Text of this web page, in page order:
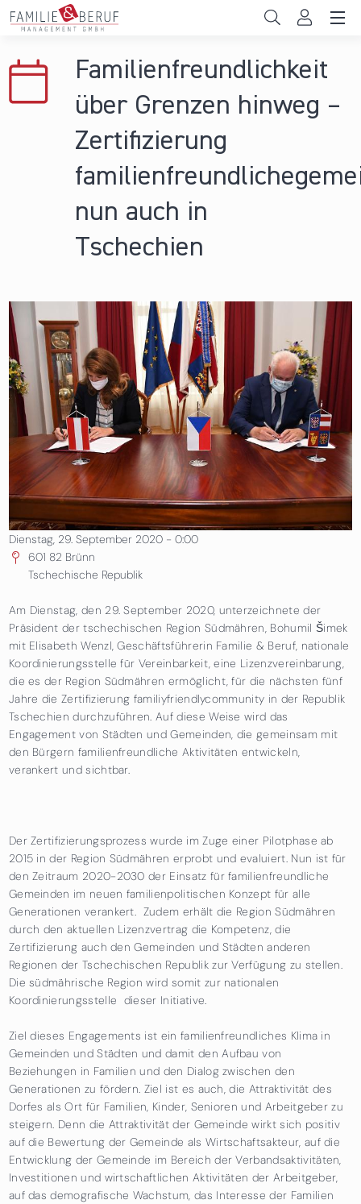
Direkt zum Inhalt
Hochschulen
Persönliche Vereinbarkeit
News & Events
Familienfreundlichkeit
über Grenzen hinweg –
Zertifizierung
nun auch in
Tschechien
Dienstag, 29. September 2020 - 0:00
601 82 Brünn
Tschechische Republik
Am Dienstag, den 29. September 2020, unterzeichnete der
Präsident der tschechischen Region Südmähren, Bohumil Šimek
mit Elisabeth Wenzl, Geschäftsführerin Familie & Beruf, nationale
Koordinierungsstelle für Vereinbarkeit, eine Lizenzvereinbarung,
die es der Region Südmähren ermöglicht, für die nächsten fünf
Jahre die Zertifizierung familiyfriendlycommunity in der Republik
Tschechien durchzuführen. Auf diese Weise wird das
Engagement von Städten und Gemeinden, die gemeinsam mit
den Bürgern familienfreundliche Aktivitäten entwickeln,
verankert und sichtbar.
Der Zertifizierungsprozess wurde im Zuge einer Pilotphase ab
2015 in der Region Südmähren erprobt und evaluiert. Nun ist für
den Zeitraum 2020-2030 der Einsatz für familienfreundliche
Gemeinden im neuen familienpolitischen Konzept für alle
Generationen verankert. Zudem erhält die Region Südmähren
durch den aktuellen Lizenzvertrag die Kompetenz, die
Zertifizierung auch den Gemeinden und Städten anderen
Regionen der Tschechischen Republik zur Verfügung zu stellen.
Die südmährische Region wird somit zur nationalen
Koordinierungsstelle dieser Initiative.
Ziel dieses Engagements ist ein familienfreundliches Klima in
Gemeinden und Städten und damit den Aufbau von
Beziehungen in Familien und den Dialog zwischen den
Generationen zu fördern. Ziel ist es auch, die Attraktivität des
Dorfes als Ort für Familien, Kinder, Senioren und Arbeitgeber zu
steigern. Denn die Attraktivität der Gemeinde wirkt sich positiv
auf die Bewertung der Gemeinde als Wirtschaftsakteur, auf die
Entwicklung der Gemeinde im Bereich der Verbandsaktivitäten,
Investitionen und wirtschaftlichen Aktivitäten der Arbeitgeber,
auf das demografische Wachstum, das Interesse der Familien